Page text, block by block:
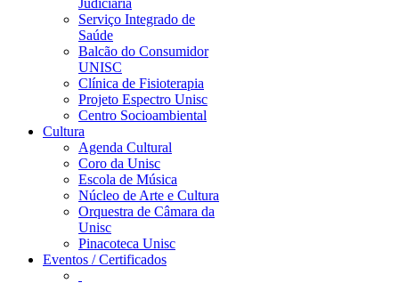
Judiciária
Serviço Integrado de
Saúde
Balcão do Consumidor
UNISC
Clínica de Fisioterapia
Projeto Espectro Unisc
Centro Socioambiental
Cultura
Agenda Cultural
Coro da Unisc
Escola de Música
Núcleo de Arte e Cultura
Orquestra de Câmara da
Unisc
Pinacoteca Unisc
Eventos / Certificados